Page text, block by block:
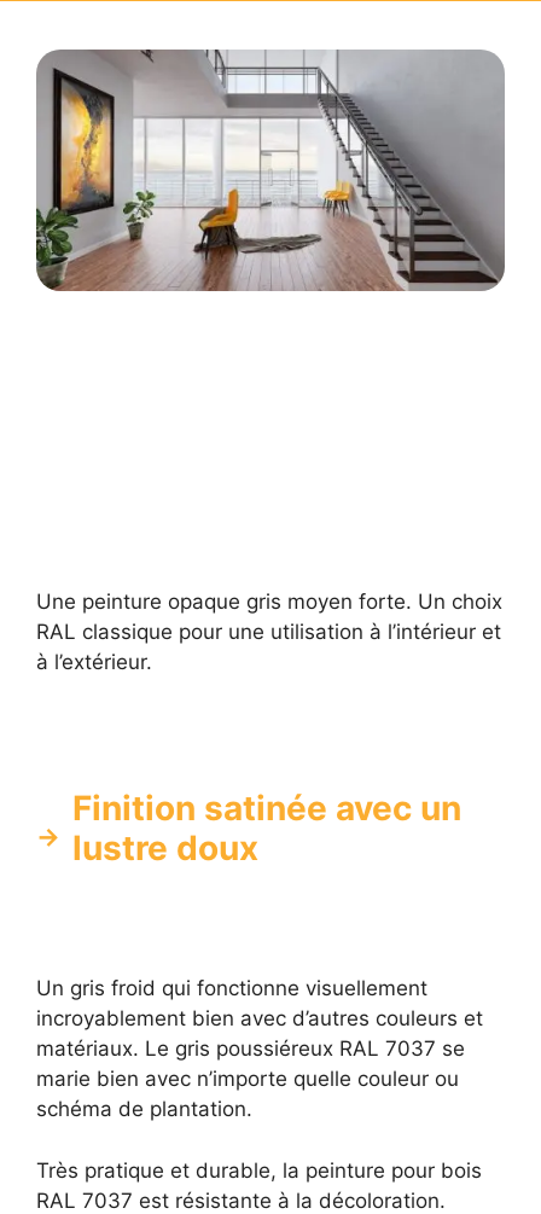
Une peinture opaque gris moyen forte. Un choix
RAL classique pour une utilisation à l’intérieur et
à l’extérieur.
Finition satinée avec un
lustre doux
Un gris froid qui fonctionne visuellement
incroyablement bien avec d’autres couleurs et
matériaux. Le gris poussiéreux RAL 7037 se
marie bien avec n’importe quelle couleur ou
schéma de plantation.
Très pratique et durable, la peinture pour bois
RAL 7037 est résistante à la décoloration.